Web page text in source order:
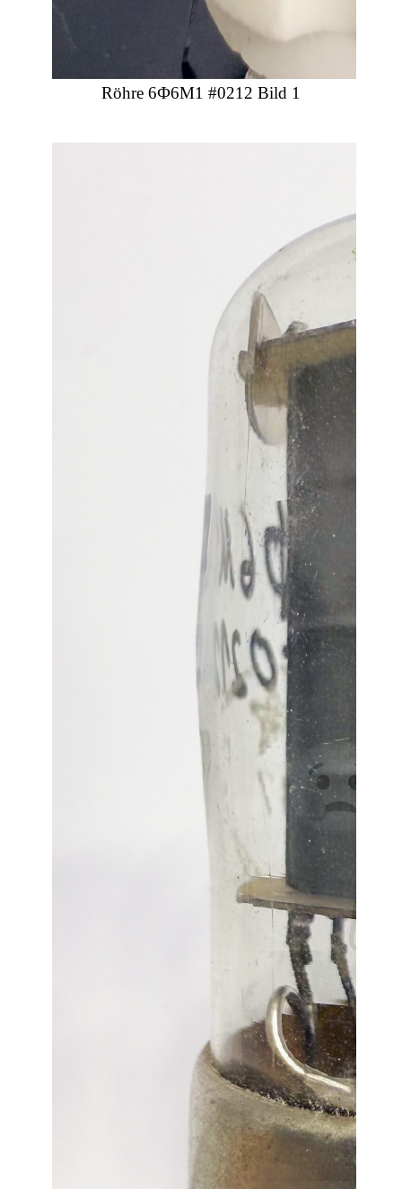
Röhre 6Ф6М1 #0212 Bild 1